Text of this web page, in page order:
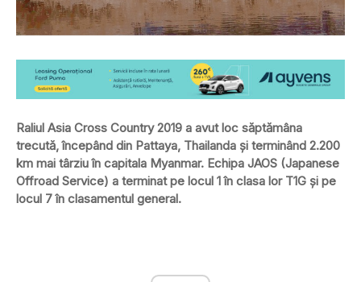
Raliul Asia Cross Country 2019 a avut loc săptămâna
trecută, începând din Pattaya, Thailanda și terminând 2.200
km mai târziu în capitala Myanmar. Echipa JAOS (Japanese
Offroad Service) a terminat pe locul 1 în clasa lor T1G și pe
locul 7 în clasamentul general.